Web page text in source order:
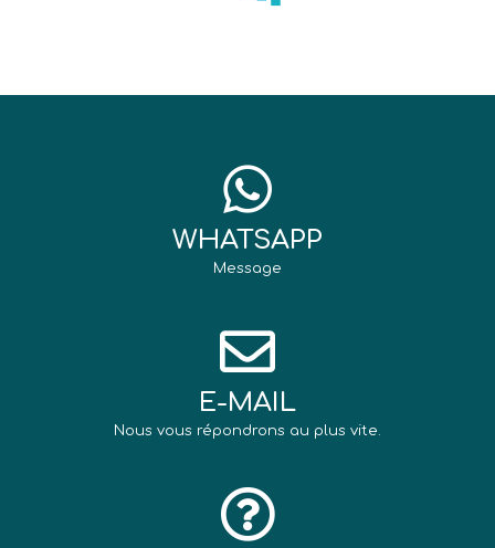
WHATSAPP
Message
E-MAIL
Nous vous répondrons au plus vite.